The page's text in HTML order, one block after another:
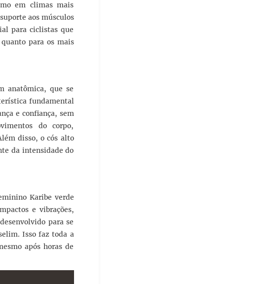
em climas mais
aos músculos
para ciclistas que
para os mais
anatômica, que se
fundamental
e confiança, sem
do corpo,
disso, o cós alto
da intensidade do
Karibe verde
e vibrações,
para se
Isso faz toda a
após horas de